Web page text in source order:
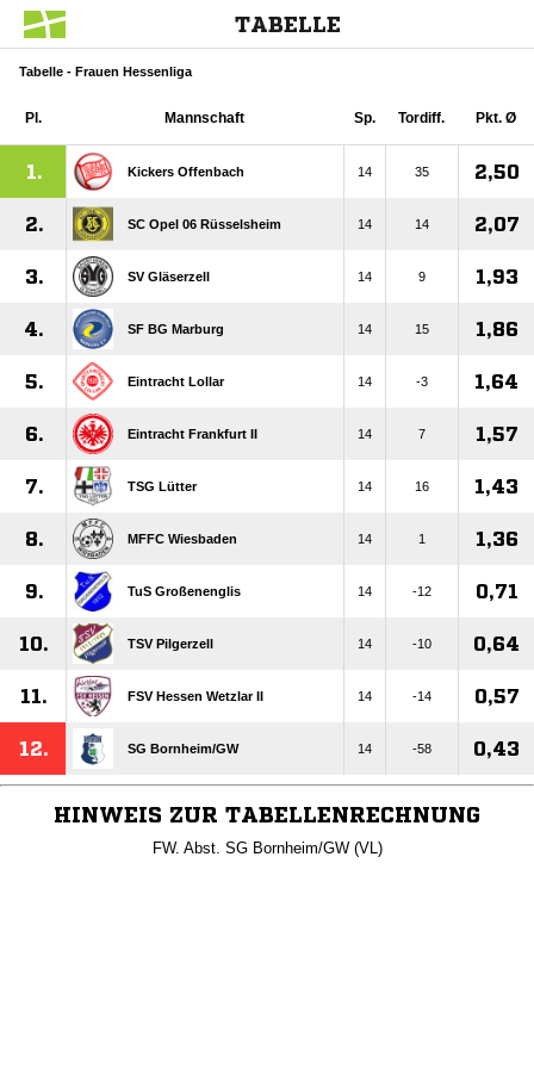
TABELLE
Tabelle - Frauen Hessenliga
Pl. Mannschaft Sp. Tordiff. Pkt. Ø
1. Kickers Offenbach 14 35 2,50
2. SC Opel 06 Rüsselsheim 14 14 2,07
3. SV Gläserzell 14 9 1,93
4. SF BG Marburg 14 15 1,86
5. Eintracht Lollar 14 -3 1,64
6. Eintracht Frankfurt II 14 7 1,57
7. TSG Lütter 14 16 1,43
8. MFFC Wiesbaden 14 1 1,36
9. TuS Großenenglis 14 -12 0,71
10. TSV Pilgerzell 14 -10 0,64
11. FSV Hessen Wetzlar II 14 -14 0,57
12. SG Bornheim/​GW 14 -58 0,43
HINWEIS ZUR TABELLENRECHNUNG
FW. Abst. SG Bornheim/GW (VL)